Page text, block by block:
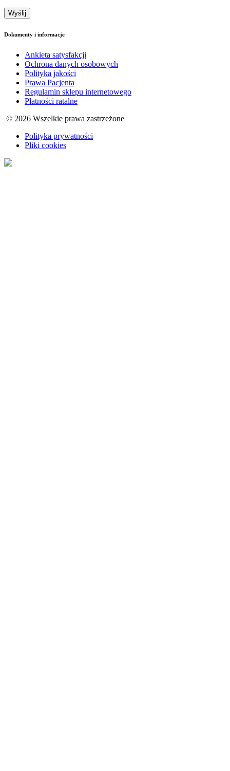
Dokumenty i informacje
Ankieta satysfakcji
Ochrona danych osobowych
Polityka jakości
Prawa Pacjenta
Regulamin sklepu internetowego
Płatności ratalne
© 2026 Wszelkie prawa zastrzeżone
Polityka prywatności
Pliki cookies